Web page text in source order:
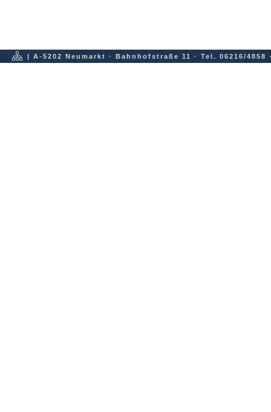
| A-5202 Neumarkt · Bahnhofstraße 11 · Tel. 06216/4858